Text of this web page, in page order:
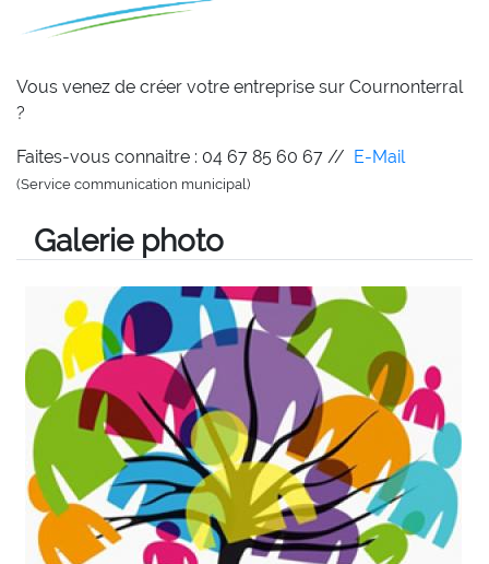
Vous venez de créer votre entreprise sur Cournonterral
?
Faites-vous connaitre : 04 67 85 60 67 // E-Mail
(Service communication municipal)
Galerie photo